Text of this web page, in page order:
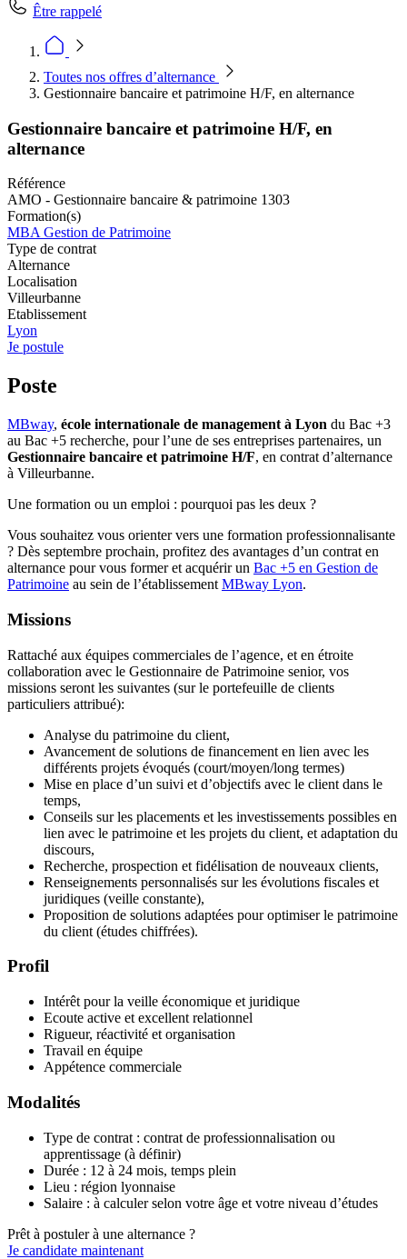
Être rappelé
Toutes nos offres d’alternance
Gestionnaire bancaire et patrimoine H/F, en alternance
Gestionnaire bancaire et patrimoine H/F, en
alternance
Référence
AMO - Gestionnaire bancaire & patrimoine 1303
Formation(s)
MBA Gestion de Patrimoine
Type de contrat
Alternance
Localisation
Villeurbanne
Etablissement
Lyon
Je postule
Poste
MBway, école internationale de management à Lyon du Bac +3
au Bac +5 recherche, pour l’une de ses entreprises partenaires, un
Gestionnaire bancaire et patrimoine H/F, en contrat d’alternance
à Villeurbanne.
Une formation ou un emploi : pourquoi pas les deux ?
Vous souhaitez vous orienter vers une formation professionnalisante
? Dès septembre prochain, profitez des avantages d’un contrat en
alternance pour vous former et acquérir un Bac +5 en Gestion de
Patrimoine au sein de l’établissement MBway Lyon.
Missions
Rattaché aux équipes commerciales de l’agence, et en étroite
collaboration avec le Gestionnaire de Patrimoine senior, vos
missions seront les suivantes (sur le portefeuille de clients
particuliers attribué):
Analyse du patrimoine du client,
Avancement de solutions de financement en lien avec les
différents projets évoqués (court/moyen/long termes)
Mise en place d’un suivi et d’objectifs avec le client dans le
temps,
Conseils sur les placements et les investissements possibles en
lien avec le patrimoine et les projets du client, et adaptation du
discours,
Recherche, prospection et fidélisation de nouveaux clients,
Renseignements personnalisés sur les évolutions fiscales et
juridiques (veille constante),
Proposition de solutions adaptées pour optimiser le patrimoine
du client (études chiffrées).
Profil
Intérêt pour la veille économique et juridique
Ecoute active et excellent relationnel
Rigueur, réactivité et organisation
Travail en équipe
Appétence commerciale
Modalités
Type de contrat : contrat de professionnalisation ou
apprentissage (à définir)
Durée : 12 à 24 mois, temps plein
Lieu : région lyonnaise
Salaire : à calculer selon votre âge et votre niveau d’études
Prêt à postuler à une alternance ?
Je candidate maintenant